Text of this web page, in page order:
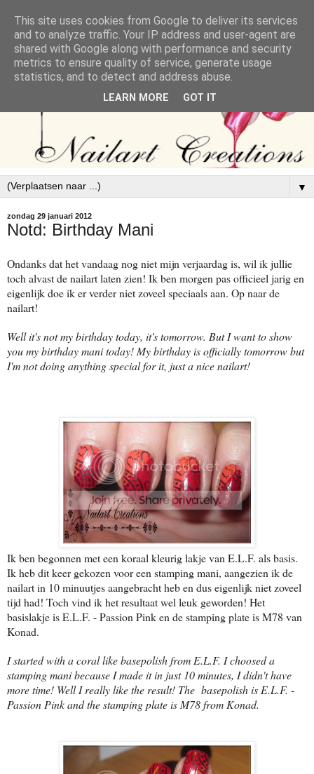
▼
zondag 29 januari 2012
Notd: Birthday Mani
Ondanks dat het vandaag nog niet mijn verjaardag is, wil ik jullie
toch alvast de nailart laten zien! Ik ben morgen pas officieel jarig en
eigenlijk doe ik er verder niet zoveel speciaals aan. Op naar de
nailart!
Well it's not my birthday today, it's tomorrow. But I want to show
you my birthday mani today! My birthday is officially tomorrow but
I'm not doing anything special for it, just a nice nailart!
Ik ben begonnen met een koraal kleurig lakje van E.L.F. als basis.
Ik heb dit keer gekozen voor een stamping mani, aangezien ik de
nailart in 10 minuutjes aangebracht heb en dus eigenlijk niet zoveel
tijd had! Toch vind ik het resultaat wel leuk geworden! Het
basislakje is E.L.F. - Passion Pink en de stamping plate is M78 van
Konad.
I started with a coral like basepolish from E.L.F. I choosed a
stamping mani because I made it in just 10 minutes, I didn't have
more time! Well I really like the result! The basepolish is E.L.F. -
Passion Pink and the stamping plate is M78 from Konad.
This site uses cookies from Google to deliver its services
and to analyze traffic. Your IP address and user-agent are
shared with Google along with performance and security
metrics to ensure quality of service, generate usage
statistics, and to detect and address abuse.
LEARN MORE GOT IT